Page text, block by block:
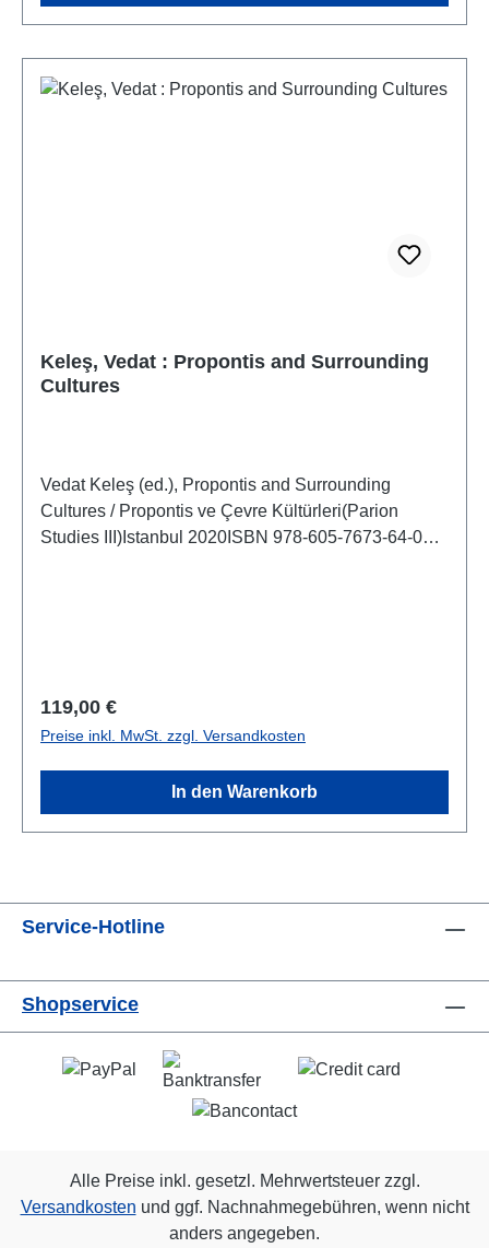
Keleş, Vedat : Propontis and Surrounding
Cultures
Vedat Keleş (ed.), Propontis and Surrounding
Cultures / Propontis ve Çevre Kültürleri(Parion
Studies III)Istanbul 2020ISBN 978-605-7673-64-0X +
Regulärer Preis:
119,00 €
Preise inkl. MwSt. zzgl. Versandkosten
In den Warenkorb
Service-Hotline
Shopservice
Alle Preise inkl. gesetzl. Mehrwertsteuer zzgl.
Versandkosten und ggf. Nachnahmegebühren, wenn nicht
anders angegeben.